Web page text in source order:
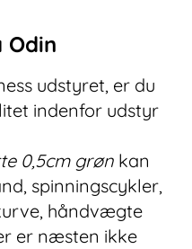
Odin
udstyret, er du
indenfor udstyr
0,5cm grøn kan
spinningscykler,
håndvægte
er næsten ikke